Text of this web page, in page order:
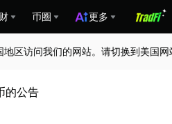
币圈 更多
区访问我们的网站。请切换到美国网
的公告